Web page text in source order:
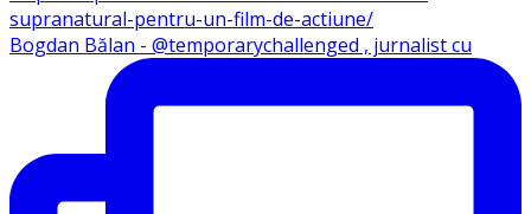
Bogdan Bălan - @temporarychallenged , jurnalist cu